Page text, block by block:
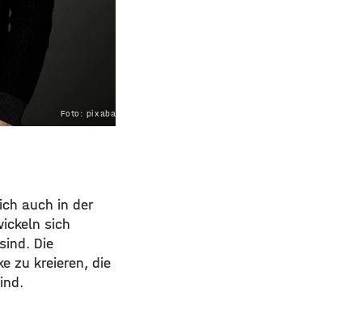
Foto: pixabay.com
auch in der
sich
Die
zu kreieren, die